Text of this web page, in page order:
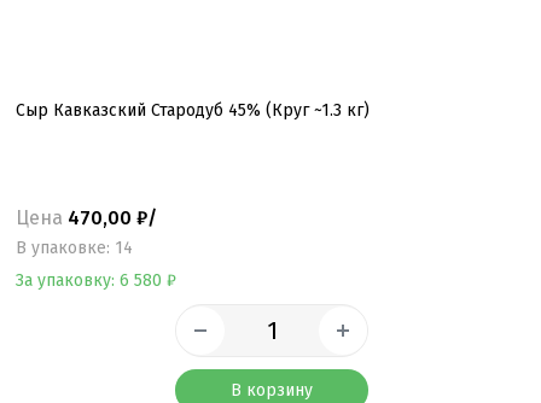
Сыр Кавказский Стародуб 45% (Круг ~1.3 кг)
Цена 470,00 ₽/
B упаковке: 14
За упаковку: 6 580 ₽
В корзину